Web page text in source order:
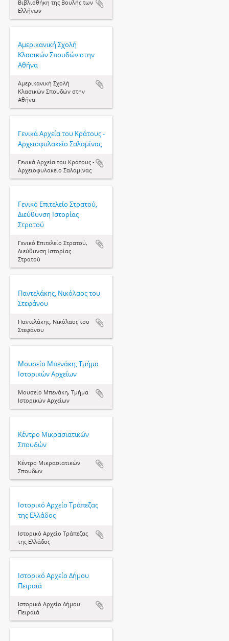
Βιβλιοθήκη της Βουλής των
Ελλήνων
Αμερικανική Σχολή
Κλασικών Σπουδών στην
Αθήνα
Αμερικανική Σχολή
Κλασικών Σπουδών στην
Αθήνα
Γενικά Αρχεία του Κράτους -
Αρχειοφυλακείο Σαλαμίνας
Γενικά Αρχεία του Κράτους -
Αρχειοφυλακείο Σαλαμίνας
Γενικό Επιτελείο Στρατού,
Διεύθυνση Ιστορίας
Στρατού
Γενικό Επιτελείο Στρατού,
Διεύθυνση Ιστορίας
Στρατού
Παντελάκης, Νικόλαος του
Στεφάνου
Παντελάκης, Νικόλαος του
Στεφάνου
Μουσείο Μπενάκη, Τμήμα
Ιστορικών Αρχείων
Μουσείο Μπενάκη, Τμήμα
Ιστορικών Αρχείων
Κέντρο Μικρασιατικών
Σπουδών
Κέντρο Μικρασιατικών
Σπουδών
Ιστορικό Αρχείο Τράπεζας
της Ελλάδος
Ιστορικό Αρχείο Τράπεζας
της Ελλάδος
Ιστορικό Αρχείο Δήμου
Πειραιά
Ιστορικό Αρχείο Δήμου
Πειραιά